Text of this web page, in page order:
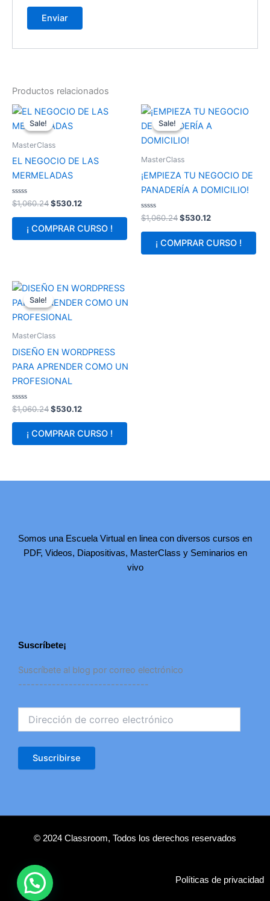
Productos relacionados
Sale!
Sale!
MasterClass
EL NEGOCIO DE LAS
MERMELADAS
Valorado
en
0
$1,060.24
Original
was:
$530.12
Current
¡ COMPRAR CURSO !
Sale!
Sale!
MasterClass
¡EMPIEZA TU NEGOCIO DE
PANADERÍA A DOMICILIO!
Valorado
en
0
$1,060.24
Original
price
was:
$1,060.24.
$530.12
Current
is:
¡ COMPRAR CURSO !
Sale!
Sale!
MasterClass
DISEÑO EN WORDPRESS
PARA APRENDER COMO UN
PROFESIONAL
Valorado
en
0
$1,060.24
Original
was:
$1,060.24.
$530.12
Current
is:
¡ COMPRAR CURSO !
Somos una Escuela Virtual en linea con diversos cursos en
PDF, Videos, Diapositivas, MasterClass y Seminarios en
vivo
Suscríbete¡
Suscríbete al blog por correo electrónico
-------------------------------
Dirección
Suscribirse
© 2024 Classroom, Todos los derechos reservados
Políticas de privacidad